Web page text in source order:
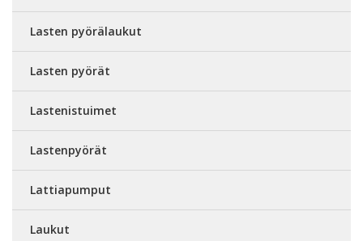
Lasten pyörälaukut
Lasten pyörät
Lastenistuimet
Lastenpyörät
Lattiapumput
Laukut